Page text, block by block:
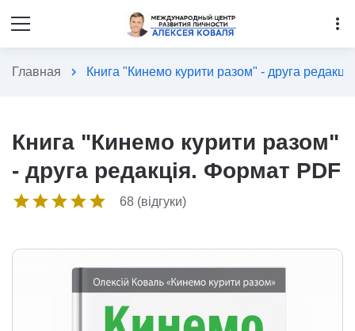
more_vert
Главная chevron_right Книга "Кинемо курити разом" - друга
Книга "Кинемо курити разом"
- друга редакція. Формат PDF
starstarstarstarstar 68 (відгуки)